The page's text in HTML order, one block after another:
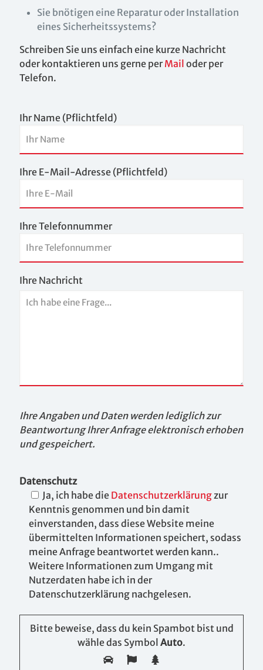
Sie bnötigen eine Reparatur oder Installation
eines Sicherheitssystems?
Schreiben Sie uns einfach eine kurze Nachricht
oder kontaktieren uns gerne perMail oder per
Telefon.
Ihr Name (Pflichtfeld)
Ihre E-Mail-Adresse (Pflichtfeld)
Ihre Telefonnummer
Ihre Nachricht
Ihre Angaben und Daten werden lediglich zur
Beantwortung Ihrer Anfrage elektronisch erhoben
und gespeichert.
Datenschutz
Ja, ich habe die Datenschutzerklärungzur
Kenntnis genommen und bin damit
einverstanden, dass diese Website meine
übermittelten Informationen speichert, sodass
meine Anfrage beantwortet werden kann..
Weitere Informationen zum Umgang mit
Nutzerdaten habe ich in der
Datenschutzerklärung nachgelesen.
Bitte beweise, dass du kein Spambot bist und
wähle das Symbol Auto.